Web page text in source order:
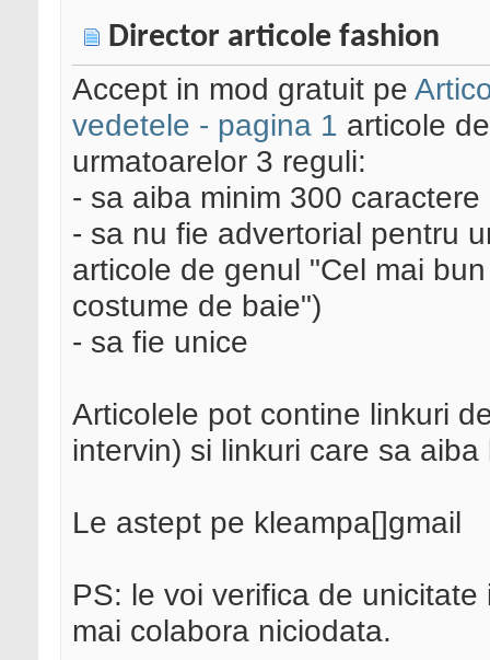
Director articole fashion
Accept in mod gratuit pe
vedetele - pagina 1 articole
urmatoarelor 3 reguli:
- sa aiba minim 300 caractere
- sa nu fie advertorial pentru
articole de genul "Cel mai
costume de baie")
- sa fie unice
Articolele pot contine linkuri
intervin) si linkuri care sa
Le astept pe kleampa[]gmail
PS: le voi verifica de
mai colabora niciodata.